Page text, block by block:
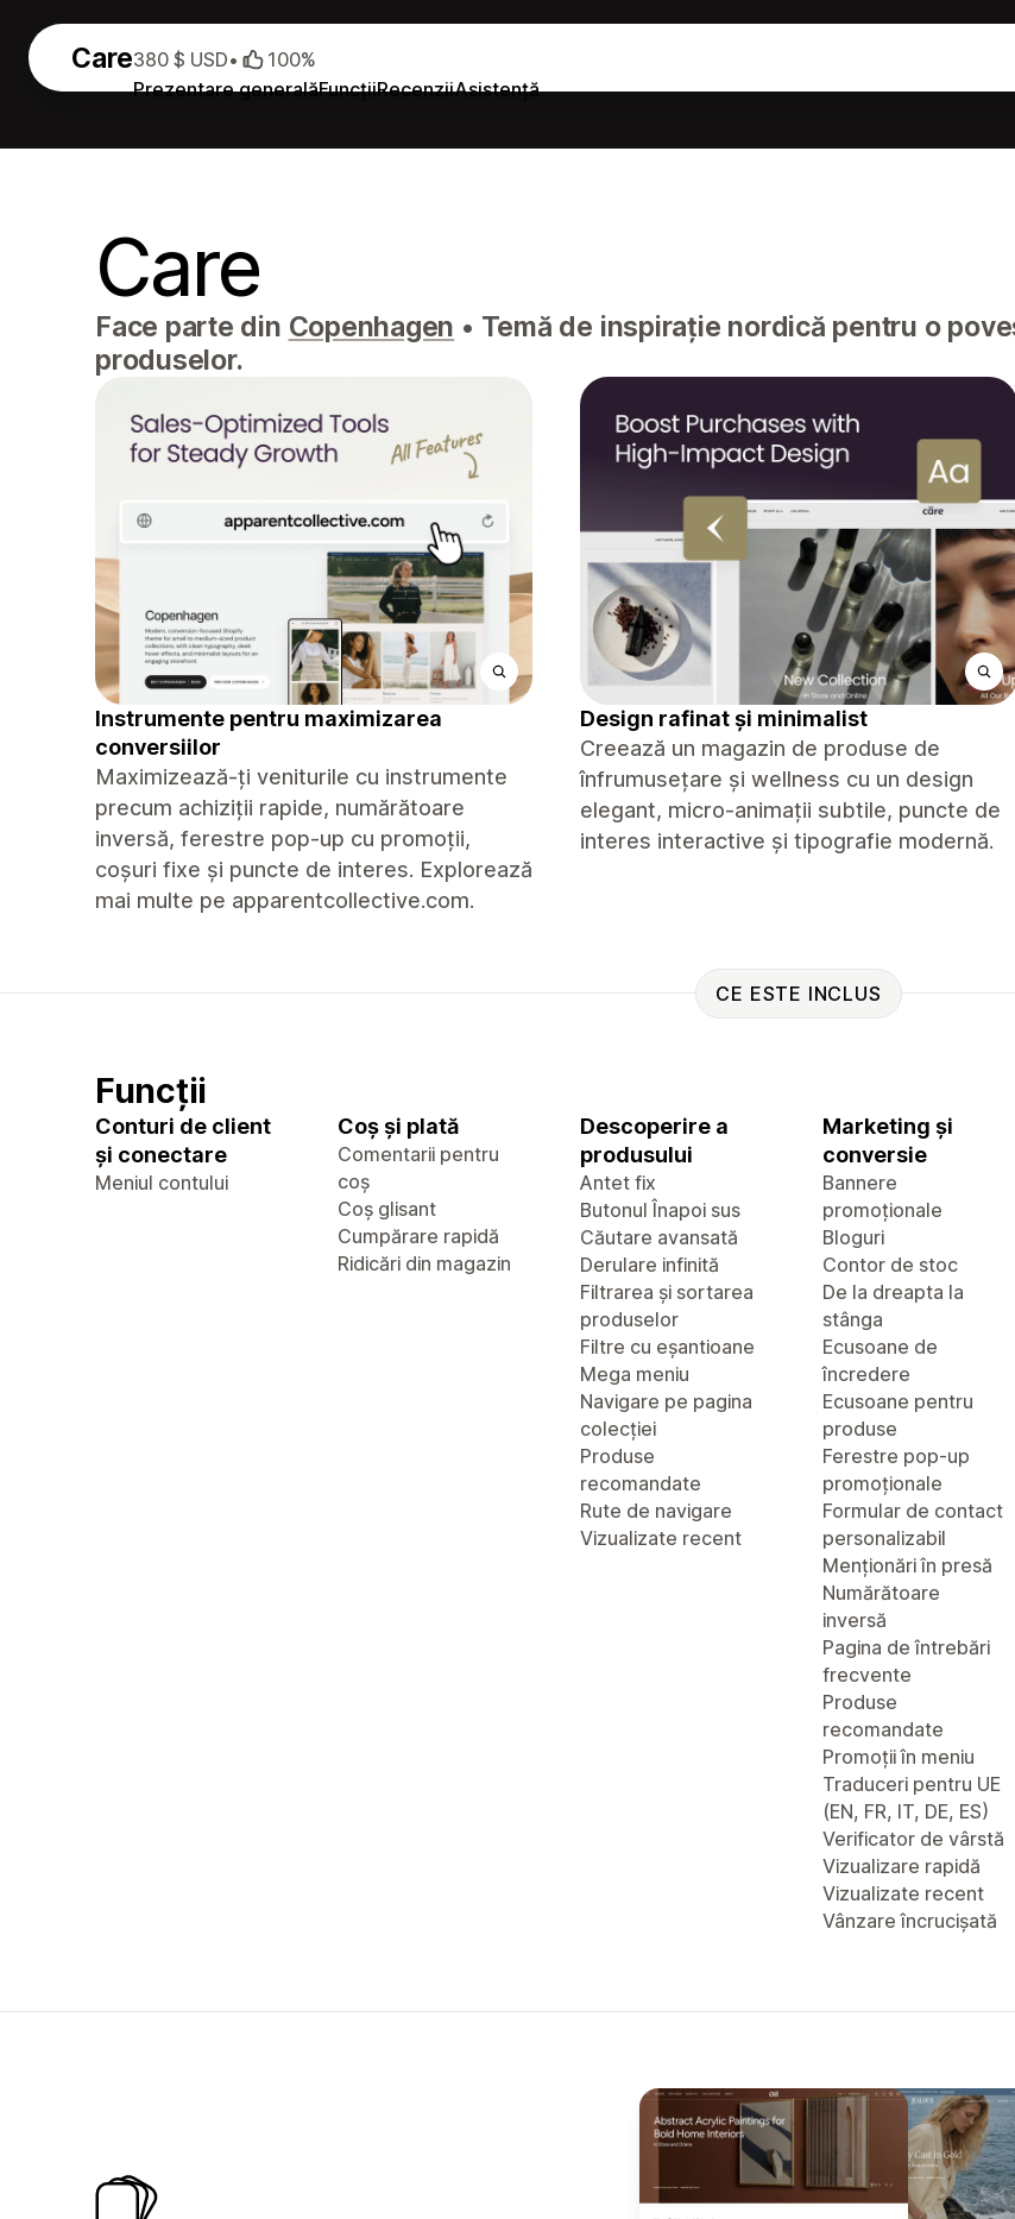
Care
Prezentare generalăFuncțiiRecenziiAsistență
380 $ USD• 100%
Care
Face parte din Copenhagen • Temă de inspirație nordică pentru o
produselor.
Instrumente pentru maximizarea
conversiilor
Maximizează-ți veniturile cu instrumente
precum achiziții rapide, numărătoare
inversă, ferestre pop-up cu promoții,
coșuri fixe și puncte de interes. Explorează
mai multe pe apparentcollective.com.
Design rafinat și minimalist
Creează un magazin de produse de
înfrumusețare și wellness cu un design
elegant, micro-animații subtile, puncte de
interes interactive și tipografie modernă.
CE ESTE INCLUS
Funcții
Conturi de client
și conectare
Meniul contului
Coș și plată
Comentarii pentru
coș
Coș glisant
Cumpărare rapidă
Ridicări din magazin
Descoperire a
produsului
Antet fix
Butonul Înapoi sus
Căutare avansată
Derulare infinită
Filtrarea și sortarea
produselor
Filtre cu eșantioane
Mega meniu
Navigare pe pagina
colecției
Produse
recomandate
Rute de navigare
Vizualizate recent
Marketing și
conversie
Bannere
promoționale
Bloguri
Contor de stoc
De la dreapta la
stânga
Ecusoane de
încredere
Ecusoane pentru
produse
Ferestre pop-up
promoționale
Formular de contact
personalizabil
Menționări în presă
Numărătoare
inversă
Pagina de întrebări
frecvente
Produse
recomandate
Promoții în meniu
Traduceri pentru UE
(EN, FR, IT, DE, ES)
Verificator de vârstă
Vizualizare rapidă
Vizualizate recent
Vânzare încrucișată